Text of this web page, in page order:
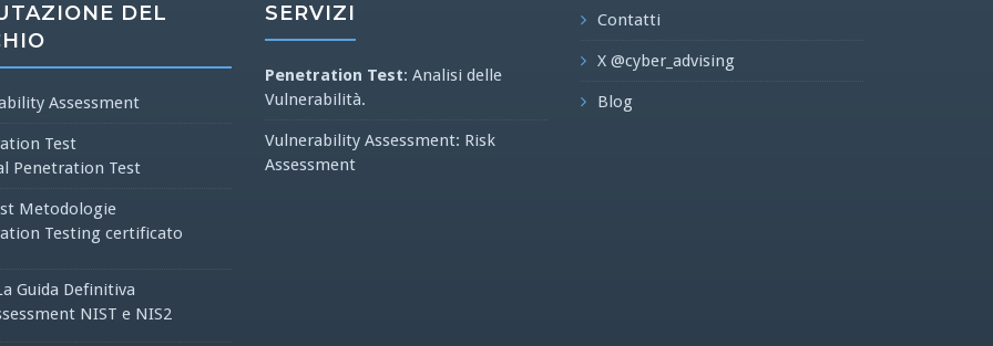
DEL
Assessment
Test
Penetration Test
Metodologie
Testing certificato
Guida Definitiva
NIST e NIS2
SERVIZI
Penetration Test: Analisi delle
Vulnerabilità.
Vulnerability Assessment: Risk
Assessment
Contatti
X @cyber_advising
Blog